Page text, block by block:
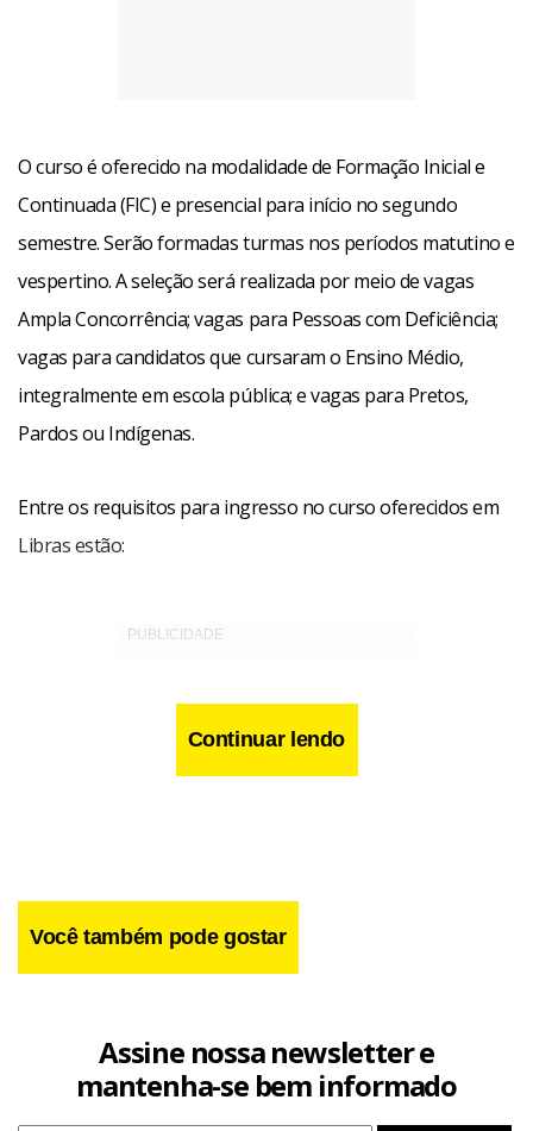
O curso é oferecido na modalidade de Formação Inicial e
Continuada (FIC) e presencial para início no segundo
semestre. Serão formadas turmas nos períodos matutino e
vespertino. A seleção será realizada por meio de vagas
Ampla Concorrência; vagas para Pessoas com Deficiência;
vagas para candidatos que cursaram o Ensino Médio,
integralmente em escola pública; e vagas para Pretos,
Pardos ou Indígenas.
Entre os requisitos para ingresso no curso oferecidos em
Libras estão:
– Ser contemplado no
Continuar lendo
Você também pode gostar
Assine nossa newsletter e
mantenha-se bem informado